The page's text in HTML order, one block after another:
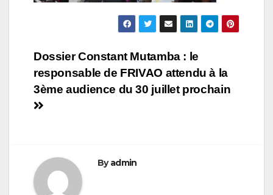
Navigation
de
l’article
Dossier Constant Mutamba : le
responsable de FRIVAO attendu à la
3ème audience du 30 juillet ‎prochain
Byadmin